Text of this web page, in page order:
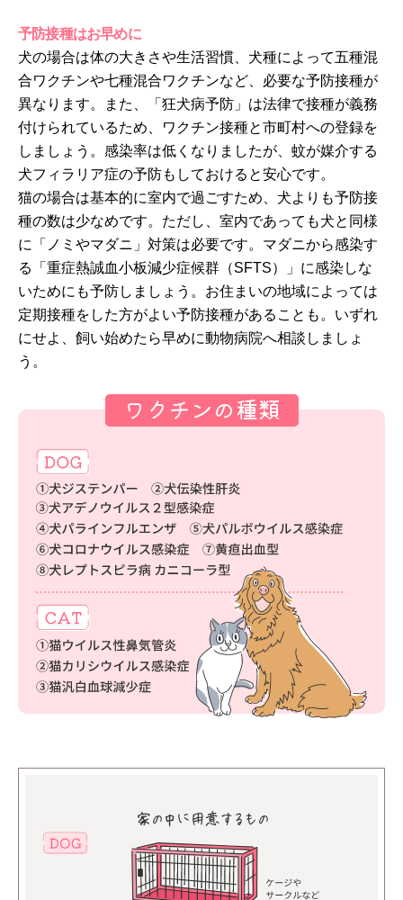
予防接種はお早めに
犬の場合は体の大きさや生活習慣、犬種によって五種混
合ワクチンや七種混合ワクチンなど、必要な予防接種が
異なります。また、「狂犬病予防」は法律で接種が義務
付けられているため、ワクチン接種と市町村への登録を
しましょう。感染率は低くなりましたが、蚊が媒介する
犬フィラリア症の予防もしておけると安心です。
猫の場合は基本的に室内で過ごすため、犬よりも予防接
種の数は少なめです。ただし、室内であっても犬と同様
に「ノミやマダニ」対策は必要です。マダニから感染す
る「重症熱誠血小板減少症候群（SFTS）」に感染しな
いためにも予防しましょう。お住まいの地域によっては
定期接種をした方がよい予防接種があることも。いずれ
にせよ、飼い始めたら早めに動物病院へ相談しましょ
う。
ワクチンの種類